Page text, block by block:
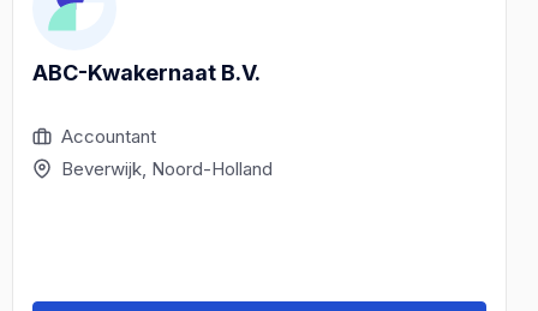
ABC-Kwakernaat B.V.
Accountant
Beverwijk, Noord-Holland